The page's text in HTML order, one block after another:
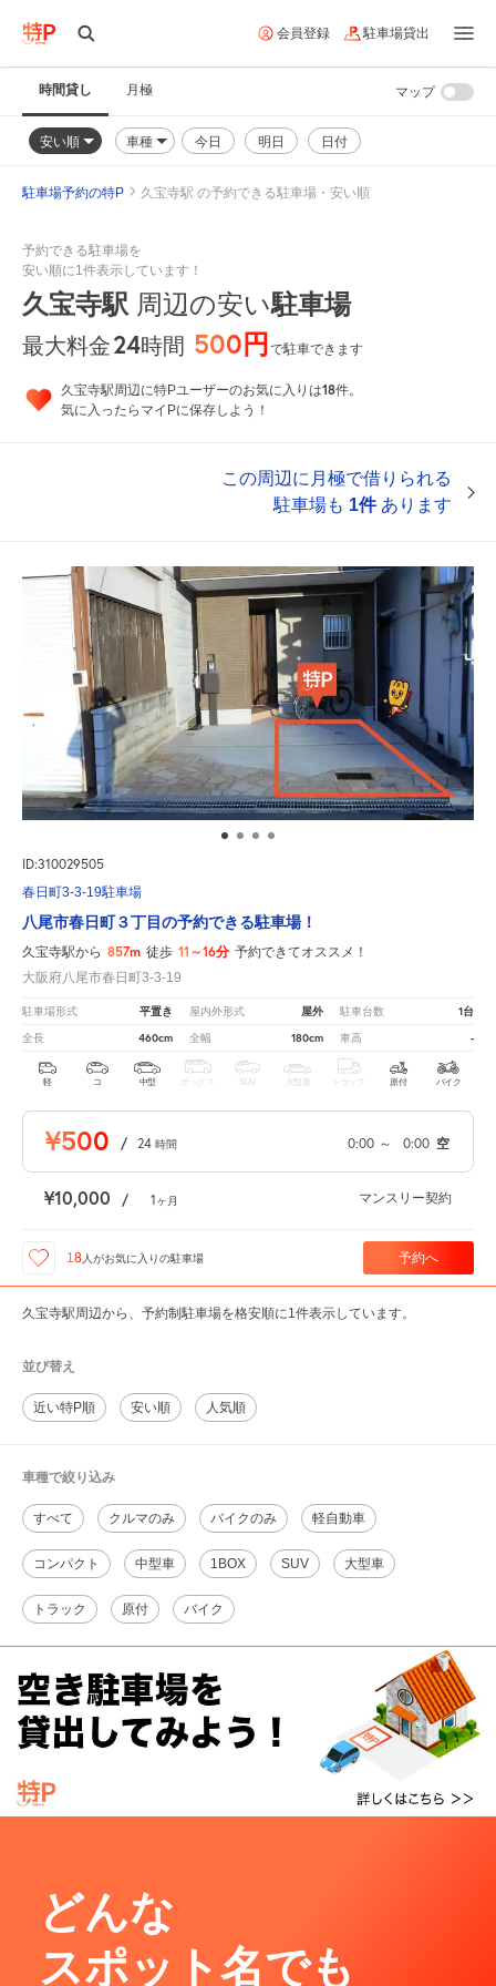
会員登録 駐車場貸出
時間貸し 月極
安い順 車種 今日 明日 日付
マップ
駐車場予約の特P 久宝寺駅 の予約できる駐車場・安い順
予約できる駐車場を
安い順に1件表示しています！
久宝寺駅 周辺の安い駐車場
最大料金24時間 500円で駐車できます
久宝寺駅周辺に特Pユーザーのお気に入りは18件。
気に入ったらマイPに保存しよう！
この周辺に月極で借りられる
駐車場も 1件あります
ID:310029505
春日町3-3-19駐車場
八尾市春日町３丁目の予約できる駐車場！
久宝寺駅から 857m 徒歩 11～16分 予約できてオススメ！
大阪府八尾市春日町3-3-19
駐車場形式 平置き 屋内外形式 屋外 駐車台数 1台
全長 460cm 全幅 180cm 車高 -
軽 コ 中型 ボックス SUV 大型車 トラック 原付 バイク
¥500 / 24 時間 0:00 ～ 0:00 空
¥10,000 / 1ヶ月 マンスリー契約
18人がお気に入りの駐車場 予約へ
久宝寺駅周辺から、予約制駐車場を格安順に1件表示しています。
並び替え
近い特P順 安い順 人気順
車種で絞り込み
すべて クルマのみ バイクのみ 軽自動車
コンパクト 中型車 1BOX SUV 大型車
トラック 原付 バイク
どんな
スポット名でも